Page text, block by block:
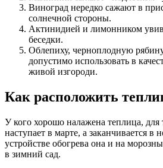
Виноград нередко сажают в
солнечной стороны.
Актинидией и лимонником
беседки.
Облепиху, черноплодную
допустимо использовать в
живой изгороди.
Как расположить
У кого хорошо налажена теплица, для
наступает в марте, а заканчивается в
устройстве обогрева она и на
в зимний сад.